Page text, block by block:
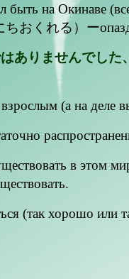
на Окинаве
くれる）ー
ありませんでした
(а на деле
в этом
(так хорошо